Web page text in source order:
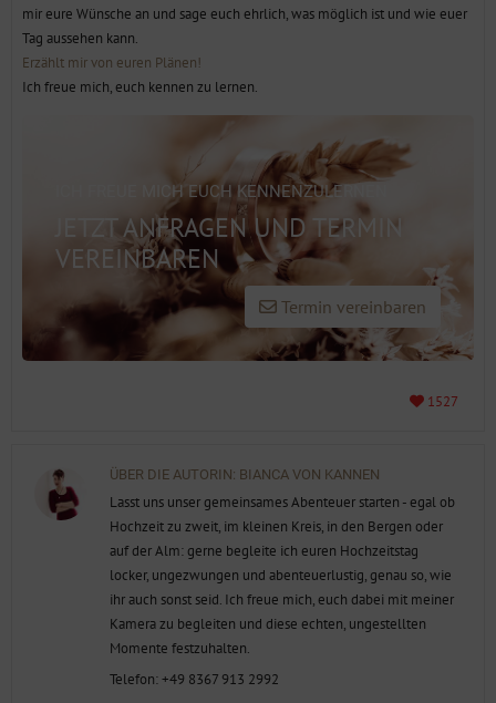
mir eure Wünsche an und sage euch ehrlich, was möglich ist und wie euer
Tag aussehen kann.
Erzählt mir von euren Plänen!
Ich freue mich, euch kennen zu lernen.
ICH FREUE MICH EUCH KENNENZULERNEN
JETZT ANFRAGEN UND TERMIN
VEREINBAREN
Termin vereinbaren
1527
ÜBER DIE AUTORIN: BIANCA VON KANNEN
Lasst uns unser gemeinsames Abenteuer starten - egal ob
Hochzeit zu zweit, im kleinen Kreis, in den Bergen oder
auf der Alm: gerne begleite ich euren Hochzeitstag
locker, ungezwungen und abenteuerlustig, genau so, wie
ihr auch sonst seid. Ich freue mich, euch dabei mit meiner
Kamera zu begleiten und diese echten, ungestellten
Momente festzuhalten.
Telefon: +49 8367 913 2992